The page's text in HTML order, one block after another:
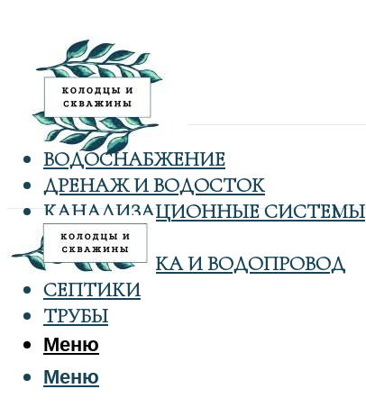
ВОДОСНАБЖЕНИЕ
ДРЕНАЖ И ВОДОСТОК
КАНАЛИЗАЦИОННЫЕ СИСТЕМЫ
КОЛОДЦЫ
САНТЕХНИКА И ВОДОПРОВОД
СЕПТИКИ
ТРУБЫ
Меню
Меню